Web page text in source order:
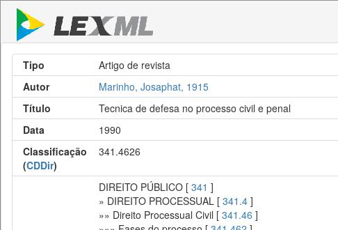
Tipo
Artigo de revista
Autor
Marinho, Josaphat, 1915
Título
Tecnica de defesa no processo civil e penal
Data
1990
Classificação
(CDDir)
341.4626
DIREITO PÚBLICO [ 341 ]
» DIREITO PROCESSUAL [ 341.4 ]
»» Direito Processual Civil [ 341.46 ]